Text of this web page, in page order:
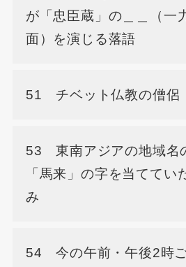
が「忠臣蔵」の＿＿（一
面）を演じる落語
51 チベット仏教の僧侶
53 東南アジアの地域名
「馬来」の字を当ててい
み
54 今の午前・午後2時